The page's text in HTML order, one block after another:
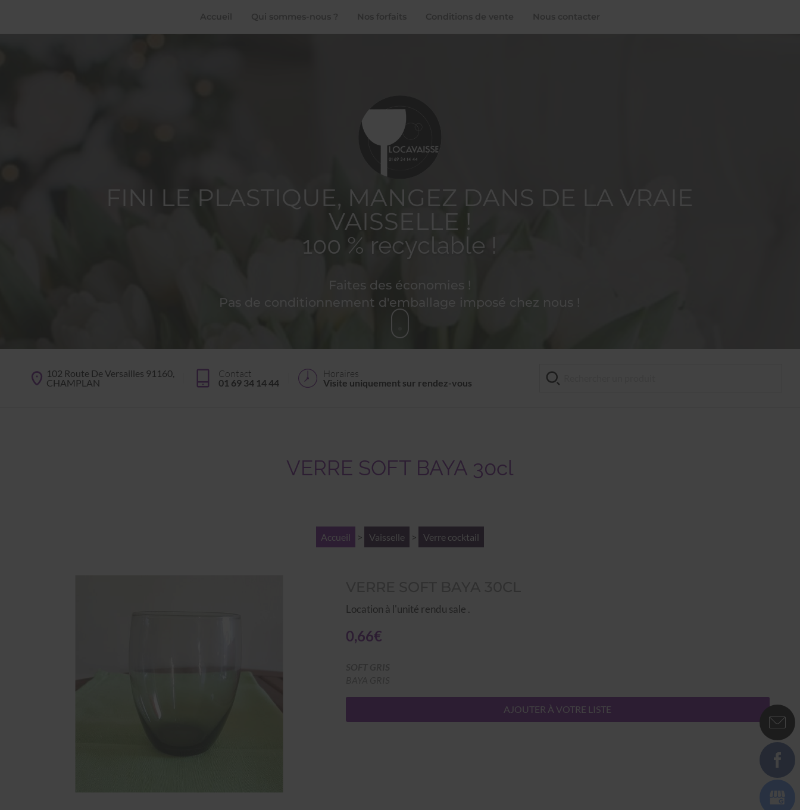
FINI LE PLASTIQUE, MANGEZ DANS DE LA VRAIE
VAISSELLE !
100 % recyclable !
Faites des économies !
Pas de conditionnement d'emballage imposé chez nous !
102 Route De Versailles 91160,
CHAMPLAN
Contact
01 69 34 14 44
Horaires
Visite uniquement sur rendez-vous
VERRE SOFT BAYA 30cl
Accueil > Vaisselle > Verre cocktail
Location à l'unité rendu sale .
0,66€
AJOUTER À VOTRE LISTE